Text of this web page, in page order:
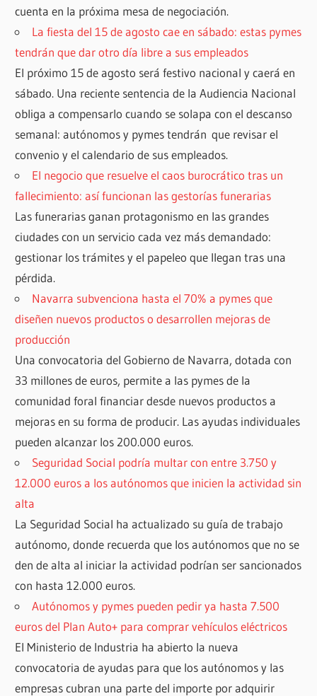
cuenta en la próxima mesa de negociación.
La fiesta del 15 de agosto cae en sábado: estas pymes
tendrán que dar otro día libre a sus empleados
El próximo 15 de agosto será festivo nacional y caerá en
sábado. Una reciente sentencia de la Audiencia Nacional
obliga a compensarlo cuando se solapa con el descanso
semanal: autónomos y pymes tendrán que revisar el
convenio y el calendario de sus empleados.
El negocio que resuelve el caos burocrático tras un
fallecimiento: así funcionan las gestorías funerarias
Las funerarias ganan protagonismo en las grandes
ciudades con un servicio cada vez más demandado:
gestionar los trámites y el papeleo que llegan tras una
pérdida.
Navarra subvenciona hasta el 70% a pymes que
diseñen nuevos productos o desarrollen mejoras de
producción
Una convocatoria del Gobierno de Navarra, dotada con
33 millones de euros, permite a las pymes de la
comunidad foral financiar desde nuevos productos a
mejoras en su forma de producir. Las ayudas individuales
pueden alcanzar los 200.000 euros.
Seguridad Social podría multar con entre 3.750 y
12.000 euros a los autónomos que inicien la actividad sin
alta
La Seguridad Social ha actualizado su guía de trabajo
autónomo, donde recuerda que los autónomos que no se
den de alta al iniciar la actividad podrían ser sancionados
con hasta 12.000 euros.
Autónomos y pymes pueden pedir ya hasta 7.500
euros del Plan Auto+ para comprar vehículos eléctricos
El Ministerio de Industria ha abierto la nueva
convocatoria de ayudas para que los autónomos y las
empresas cubran una parte del importe por adquirir